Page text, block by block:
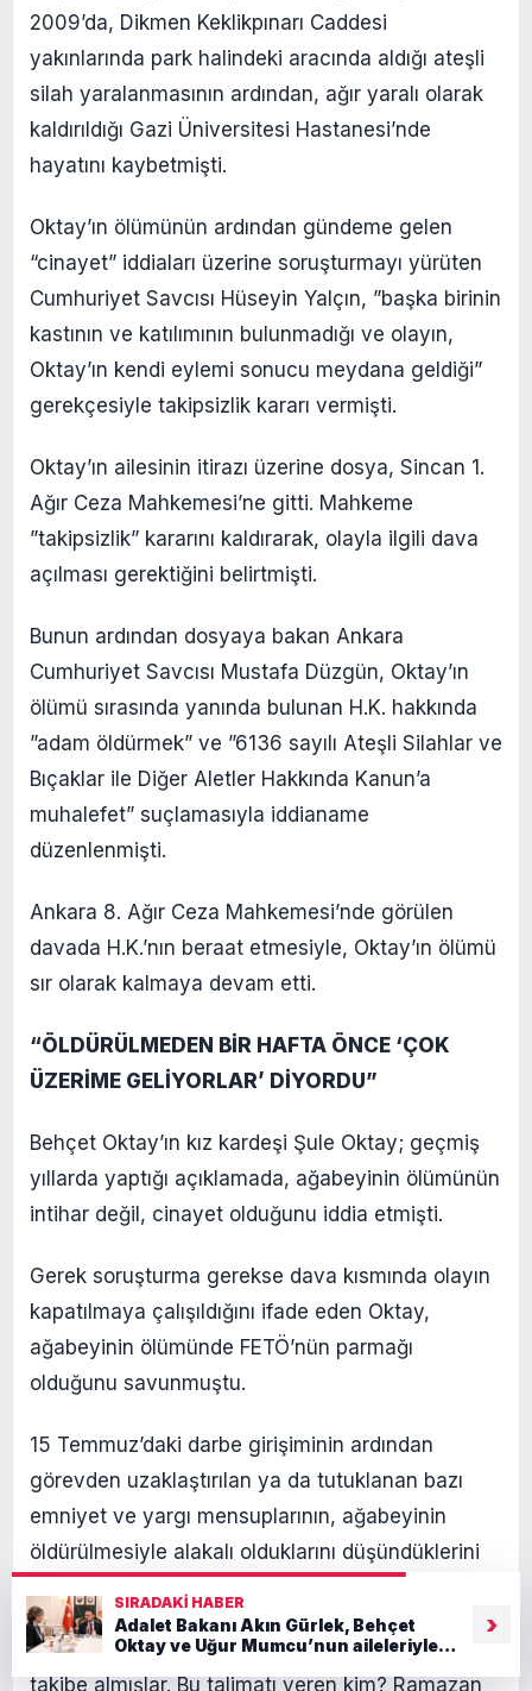
2009’da, Dikmen Keklikpınarı Caddesi
yakınlarında park halindeki aracında aldığı ateşli
silah yaralanmasının ardından, ağır yaralı olarak
kaldırıldığı Gazi Üniversitesi Hastanesi’nde
hayatını kaybetmişti.
Oktay’ın ölümünün ardından gündeme gelen
“cinayet” iddiaları üzerine soruşturmayı yürüten
Cumhuriyet Savcısı Hüseyin Yalçın, ”başka birinin
kastının ve katılımının bulunmadığı ve olayın,
Oktay’ın kendi eylemi sonucu meydana geldiği”
gerekçesiyle takipsizlik kararı vermişti.
Oktay’ın ailesinin itirazı üzerine dosya, Sincan 1.
Ağır Ceza Mahkemesi’ne gitti. Mahkeme
”takipsizlik” kararını kaldırarak, olayla ilgili dava
açılması gerektiğini belirtmişti.
Bunun ardından dosyaya bakan Ankara
Cumhuriyet Savcısı Mustafa Düzgün, Oktay’ın
ölümü sırasında yanında bulunan H.K. hakkında
”adam öldürmek” ve ”6136 sayılı Ateşli Silahlar ve
Bıçaklar ile Diğer Aletler Hakkında Kanun’a
muhalefet” suçlamasıyla iddianame
düzenlenmişti.
Ankara 8. Ağır Ceza Mahkemesi’nde görülen
davada H.K.’nın beraat etmesiyle, Oktay’ın ölümü
sır olarak kalmaya devam etti.
“ÖLDÜRÜLMEDEN BİR HAFTA ÖNCE ‘ÇOK
ÜZERİME GELİYORLAR’ DİYORDU”
Behçet Oktay’ın kız kardeşi Şule Oktay; geçmiş
yıllarda yaptığı açıklamada, ağabeyinin ölümünün
intihar değil, cinayet olduğunu iddia etmişti.
Gerek soruşturma gerekse dava kısmında olayın
kapatılmaya çalışıldığını ifade eden Oktay,
ağabeyinin ölümünde FETÖ’nün parmağı
olduğunu savunmuştu.
15 Temmuz’daki darbe girişiminin ardından
görevden uzaklaştırılan ya da tutuklanan bazı
emniyet ve yargı mensuplarının, ağabeyinin
öldürülmesiyle alakalı olduklarını düşündüklerini
“Ağabeyimi öldürmeden önce dinlemeye, teknik
takibe almışlar. Bu talimatı veren kim? Ramazan
SIRADAKI HABER
Adalet Bakanı Akın Gürlek, Behçet
Oktay ve Uğur Mumcu’nun aileleriyle
›